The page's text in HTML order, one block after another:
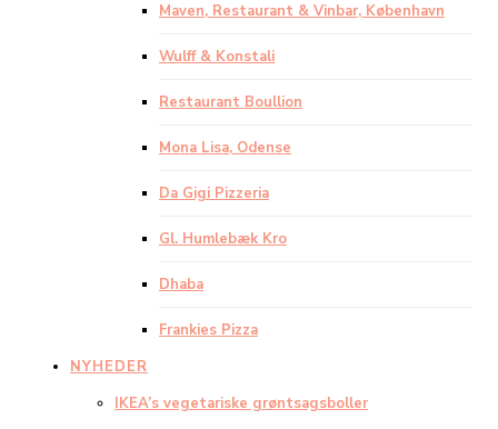
Maven, Restaurant & Vinbar, København
Wulff & Konstali
Restaurant Boullion
Mona Lisa, Odense
Da Gigi Pizzeria
Gl. Humlebæk Kro
Dhaba
Frankies Pizza
NYHEDER
IKEA’s vegetariske grøntsagsboller